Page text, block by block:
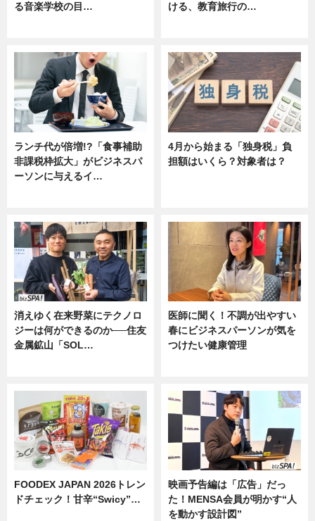
る音楽学校の目…
ける、教育旅行の…
ランチ代が倍増!?「食事補助
非課税枠拡大」がビジネスパ
ーソンに与えるイ…
4月から始まる「独身税」負
担額はいくら？対象者は？
消えゆく在来野菜にテクノロ
ジーは何ができるのか──住友
金属鉱山「SOL…
医師に聞く！不調が出やすい
春にビジネスパーソンが気を
つけたい健康管理
FOODEX JAPAN 2026トレン
ドチェック！甘辛“Swicy”…
映画予告編は「広告」だっ
た！MENSA会員が明かす“人
を動かす設計図”